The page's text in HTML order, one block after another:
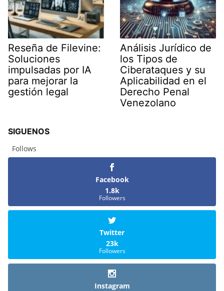
Reseña de Filevine:
Soluciones
impulsadas por IA
para mejorar la
gestión legal
Análisis Jurídico de
los Tipos de
Ciberataques y su
Aplicabilidad en el
Derecho Penal
Venezolano
SIGUENOS
Follows
Facebook
1.8k
Followers
Twitter
23k
Followers
Instagram